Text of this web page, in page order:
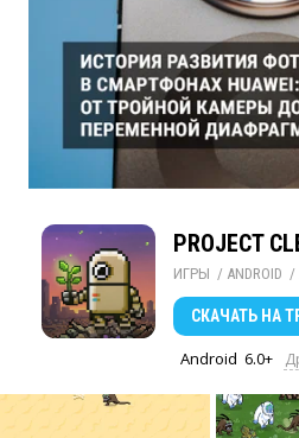
PROJECT
ИГРЫ / ANDROID /
СКАЧАТЬ НА
Android 6.0+